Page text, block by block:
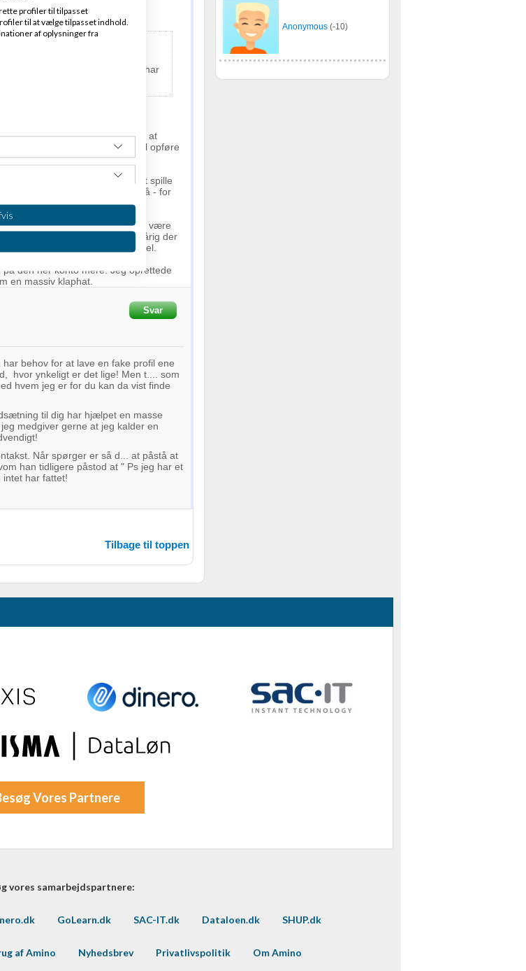
tidligere skrev du "
ps jeg har
påAminoføler mig nødsaget til, at
med 12.000 indlæg, at han skal opføre
din attitude. Det er nemt, at spille
Ja, du har ret - det er min også - for
Ravn, så skal man passe på.
hvor det fælles mål være
hinanden. Du skriver til en 17-årig der
at han ved alt. Pinlig opførsel.
den her konto mere. Jeg oprettede
en massiv klaphat.
Svar
behov for at lave en fake profil ene
hvor ynkeligt er det lige! Men t.... som
hvem jeg er for du kan da vist finde
til dig har hjælpet en masse
medgiver gerne at jeg kalder en
Når spørger er så d... at påstå at
han tidligere påstod at " Ps jeg har et
har fattet!
Tilbage til toppen
Anonymous (-10)
Vores Partnere
vores samarbejdspartnere:
GoLearn.dk SAC-IT.dk Dataloen.dk SHUP.dk
af Amino Nyhedsbrev Privatlivspolitik Om Amino
profiler til tilpasset
til at vælge tilpasset indhold.
af oplysninger fra